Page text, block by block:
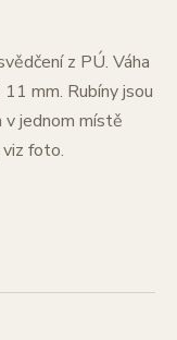
z PÚ. Váha
mm. Rubíny jsou
v jednom místě
foto.